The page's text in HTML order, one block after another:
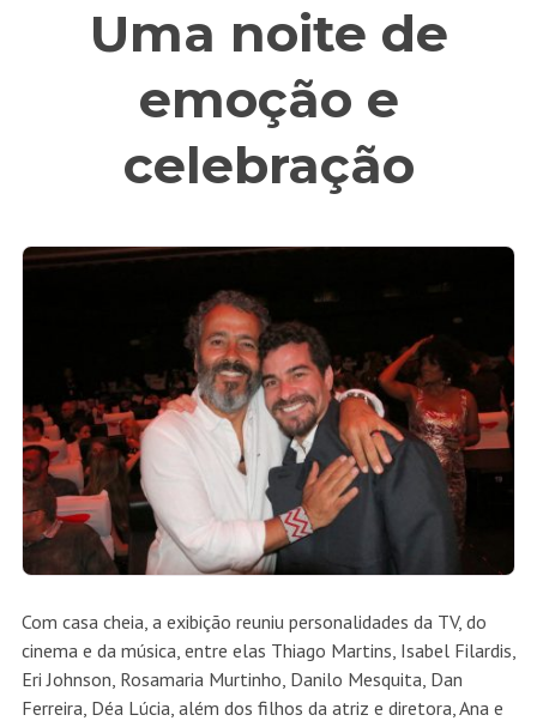
Uma noite de
emoção e
celebração
Com casa cheia, a exibição reuniu personalidades da TV, do
cinema e da música, entre elas Thiago Martins, Isabel Filardis,
Eri Johnson, Rosamaria Murtinho, Danilo Mesquita, Dan
Ferreira, Déa Lúcia, além dos filhos da atriz e diretora, Ana e